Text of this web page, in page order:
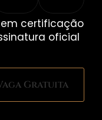
certificação
oficial
Gratuita